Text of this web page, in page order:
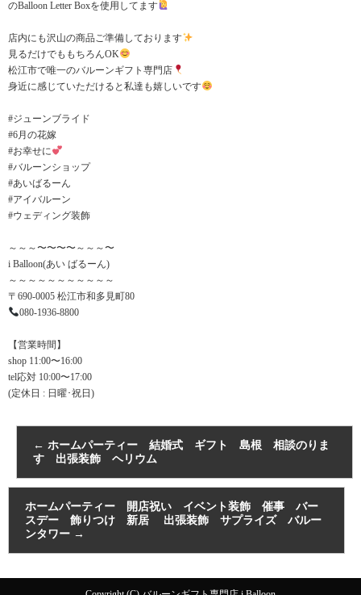
のBalloon Letter Boxを使用してます
店内にも沢山の商品ご準備しております
見るだけでももちろんOK
松江市で唯一のバルーンギフト専門店
身近に感じていただけると私達も嬉しいです
#ジューンブライド
#6月の花嫁
#お幸せに
#バルーンショップ
#あいばるーん
#アイバルーン
#ウェディング装飾
～～～〜〜〜〜～～～〜
i Balloon(あい ばるーん)
～～～～～～～～～～～
〒690-0005 松江市和多見町80
080-1936-8800
【営業時間】
shop 11:00〜16:00
tel応対 10:00〜17:00
(定休日 : 日曜･祝日)
← ホームパーティー 結婚式 ギフト 島根 相談のりま
す 出張装飾 ヘリウム
ホームパーティー 開店祝い イベント装飾 催事 バー
スデー 飾りつけ 新居 出張装飾 サプライズ バルー
ンタワー →